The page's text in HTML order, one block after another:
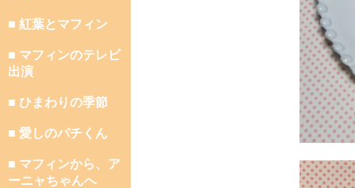
■ 紅葉とマフィン
■ マフィンのテレビ
出演
■ ひまわりの季節
■ 愛しのパチくん
■ マフィンから、ア
ーニャちゃんへ